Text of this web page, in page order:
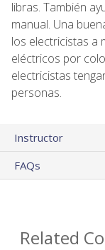
libras. También
manual. Una
los electricistas a
eléctricos por
electricistas
personas.
Instructor
FAQs
Related